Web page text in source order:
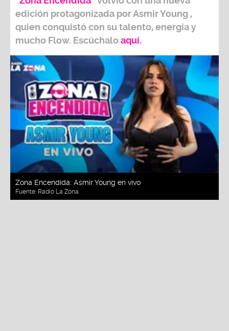
quien conquistó con su talento, energía y
mucho Flow.Escúchaloaquí.
Zona Encendida: Asmir Young en vivo
Fuente:Radio La Zona